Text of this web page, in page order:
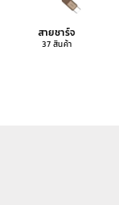
สายชาร์จ
37 สินค้า